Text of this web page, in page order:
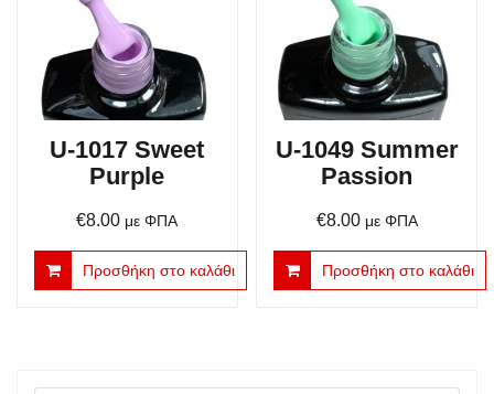
U-1017 Sweet
Purple
€8.00 με ΦΠΑ
Προσθήκη στο καλάθι
U-1049 Summer
Passion
€8.00 με ΦΠΑ
Προσθήκη στο καλάθι